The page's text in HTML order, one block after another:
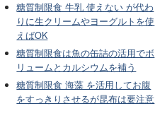
糖質制限食 牛乳 使えない が代わ
りに生クリームやヨーグルトを使
えばOK
糖質制限食は魚の缶詰の活用でボ
リュームとカルシウムを補う
糖質制限食 海藻 を活用してお腹
をすっきりさせるが昆布は要注意